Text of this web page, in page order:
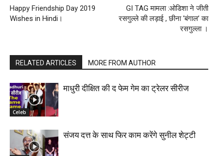
Happy Friendship Day 2019
Wishes in Hindi।
GI TAG मामला :ओडिशा ने जीती
रसगुल्ले की लड़ाई , छीना ‘बंगाल’ का
रसगुल्ला ।
RELATED ARTICLES MORE FROM AUTHOR
Celeb
माधुरी दीक्षित की द फेम गेम का ट्रेलर सीरीज
संजय दत्त के साथ फिर काम करेंगे सुनील शेट्टी